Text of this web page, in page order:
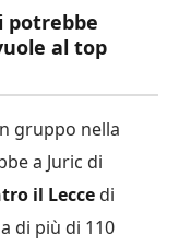
potrebbe
al top
gruppo nella
a Juric di
il Lecce di
di più di 110